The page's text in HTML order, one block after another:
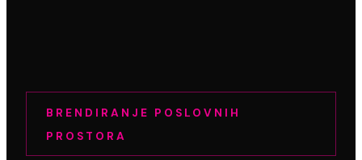
BRENDIRANJE POSLOVNIH
PROSTORA